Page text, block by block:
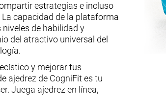
estrategias e incluso
capacidad de la plataforma
de habilidad y
del atractivo universal del
y mejorar tus
ajedrez de CogniFit es tu
Juega ajedrez en línea,